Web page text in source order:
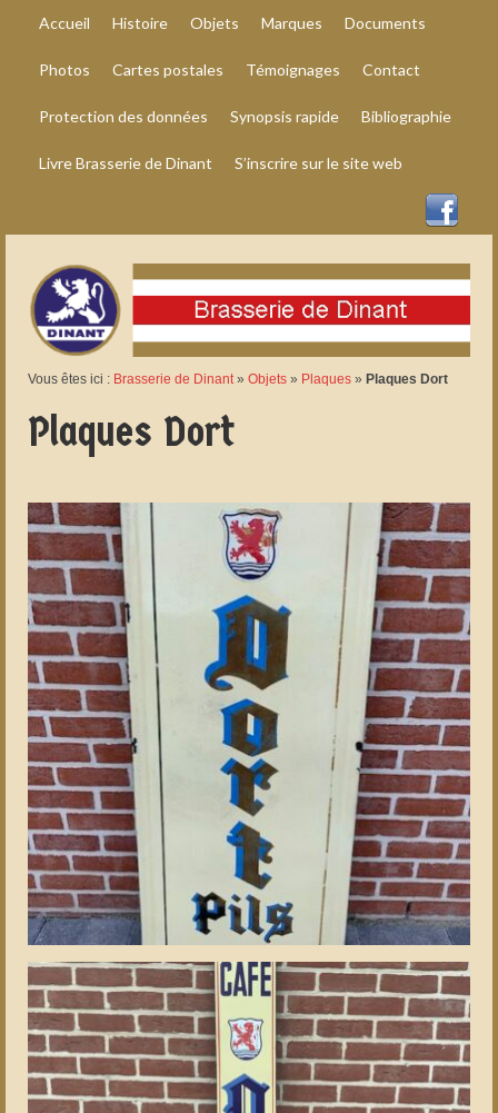
Accueil Histoire Objets Marques Documents
Photos Cartes postales Témoignages Contact
Protection des données Synopsis rapide Bibliographie
Livre Brasserie de Dinant S’inscrire sur le site web
Vous êtes ici : Brasserie de Dinant» Objets » Plaques » Plaques Dort
Plaques Dort